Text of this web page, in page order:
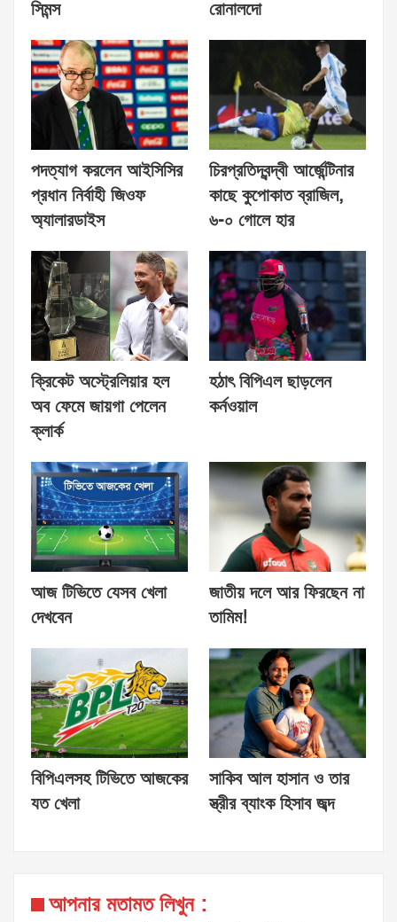
সিমন্স
রোনালদো
পদত্যাগ করলেন আইসিসির
প্রধান নির্বাহী জিওফ
অ্যালারডাইস
চিরপ্রতিদ্বন্দ্বী আর্জেন্টিনার
কাছে কুপোকাত ব্রাজিল,
৬-০ গোলে হার
ক্রিকেট অস্ট্রেলিয়ার হল
অব ফেমে জায়গা পেলেন
ক্লার্ক
হঠাৎ বিপিএল ছাড়লেন
কর্নওয়াল
আজ টিভিতে যেসব খেলা
দেখবেন
জাতীয় দলে আর ফিরছেন না
তামিম!
বিপিএলসহ টিভিতে আজকের
যত খেলা
সাকিব আল হাসান ও তার
স্ত্রীর ব্যাংক হিসাব জব্দ
আপনার মতামত লিখুন :